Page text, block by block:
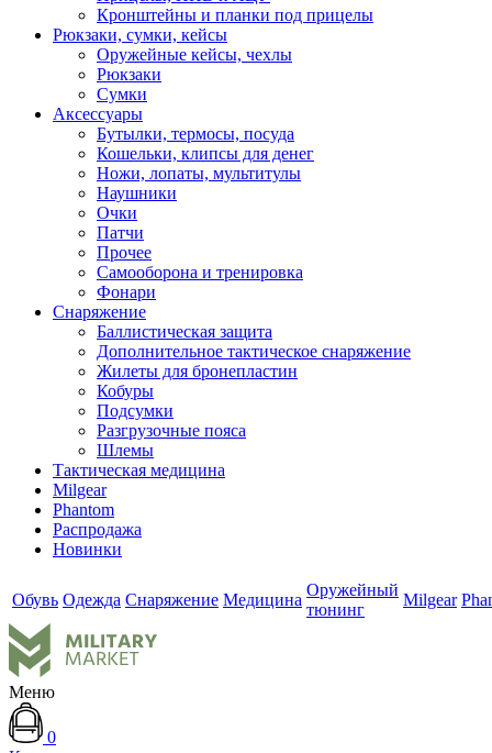
Кронштейны и планки под прицелы
Рюкзаки, сумки, кейсы
Оружейные кейсы, чехлы
Рюкзаки
Сумки
Аксессуары
Бутылки, термосы, посуда
Кошельки, клипсы для денег
Ножи, лопаты, мультитулы
Наушники
Очки
Патчи
Прочее
Самооборона и тренировка
Фонари
Снаряжение
Баллистическая защита
Дополнительное тактическое снаряжение
Жилеты для бронепластин
Кобуры
Подсумки
Разгрузочные пояса
Шлемы
Тактическая медицина
Milgear
Phantom
Распродажа
Новинки
Обувь Одежда Снаряжение Медицина
Оружейный
тюнинг
Milgear
Меню
0